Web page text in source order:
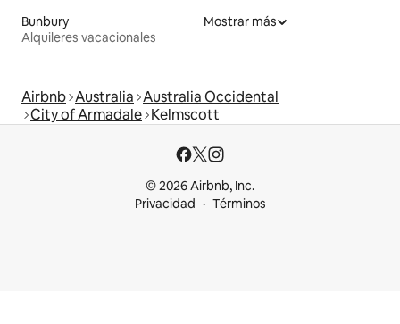
Bunbury
Alquileres vacacionales
Mostrar más
Airbnb Australia Australia Occidental
City of Armadale Kelmscott
© 2026 Airbnb, Inc.
Privacidad
Términos